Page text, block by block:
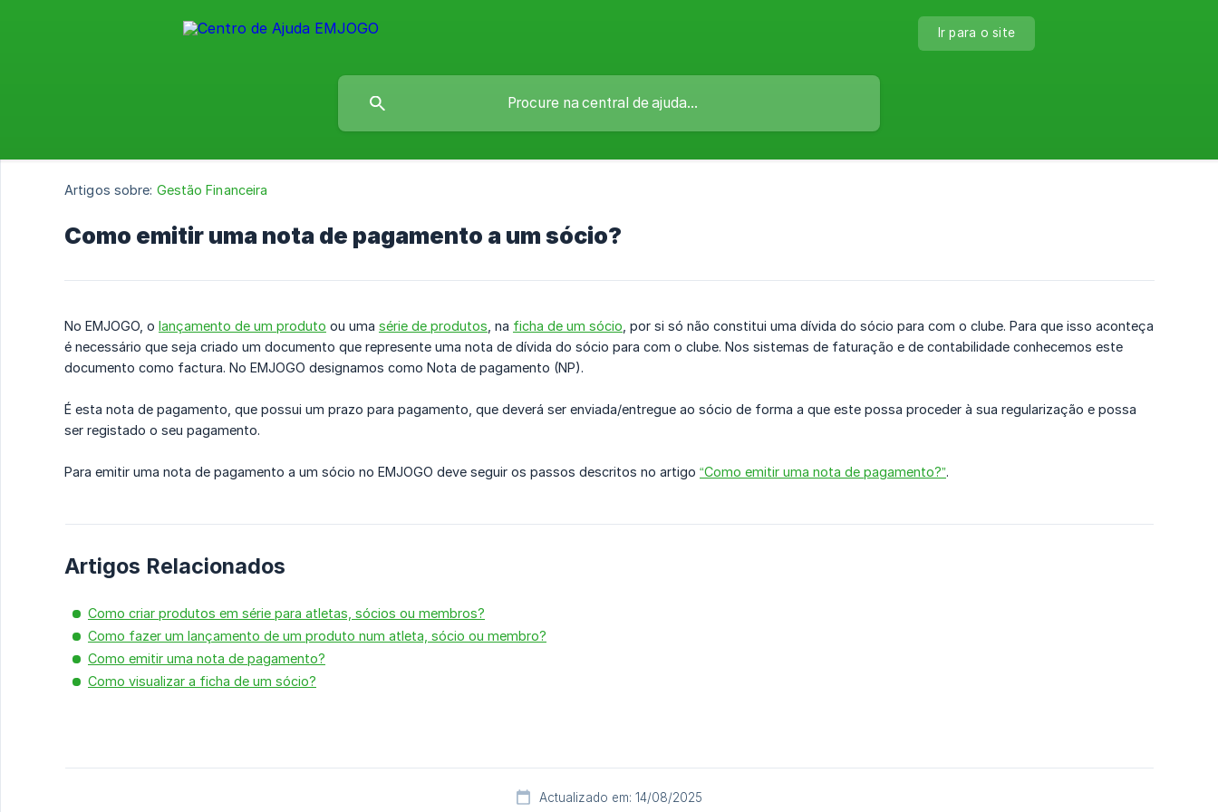
Ir para o site
Artigos sobre: Gestão Financeira
Como emitir uma nota de pagamento a um sócio?
No EMJOGO, o lançamento de um produto ou uma série de produtos , na ficha de um sócio , por si só não constitui uma dívida do sócio para com o clube. Para que isso aconteça
é necessário que seja criado um documento que represente uma nota de dívida do sócio para com o clube. Nos sistemas de faturação e de contabilidade conhecemos este
documento como factura. No EMJOGO designamos como Nota de pagamento (NP).
É esta nota de pagamento, que possui um prazo para pagamento, que deverá ser enviada/entregue ao sócio de forma a que este possa proceder à sua regularização e possa
ser registado o seu pagamento.
Para emitir uma nota de pagamento a um sócio no EMJOGO deve seguir os passos descritos no artigo “Como emitir uma nota de pagamento?”.
Artigos Relacionados
Como criar produtos em série para atletas, sócios ou membros?
Como fazer um lançamento de um produto num atleta, sócio ou membro?
Como emitir uma nota de pagamento?
Como visualizar a ficha de um sócio?
Actualizado em: 14/08/2025